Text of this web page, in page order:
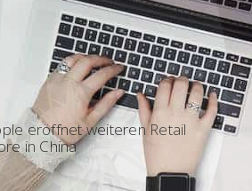
- Apple
eröffnet weiteren Retail
in China